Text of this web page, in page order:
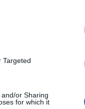
Targeted
or Sharing
for which it